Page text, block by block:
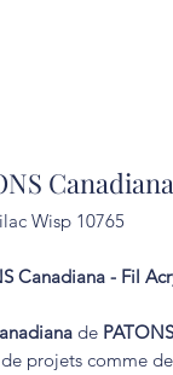
Wisp 10765
Canadiana - Fil
de PATONS
projets comme